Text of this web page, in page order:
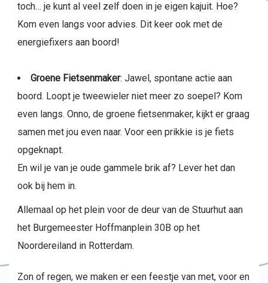
toch… je kunt al veel zelf doen in je eigen kajuit. Hoe?
Kom even langs voor advies. Dit keer ook met de
energiefixers aan boord!
Groene Fietsenmaker: Jawel, spontane actie aan
boord. Loopt je tweewieler niet meer zo soepel? Kom
even langs. Onno, de groene fietsenmaker, kijkt er graag
samen met jou even naar. Voor een prikkie is je fiets
opgeknapt.
En wil je van je oude gammele brik af? Lever het dan
ook bij hem in.
Allemaal op het plein voor de deur van de Stuurhut aan
het Burgemeester Hoffmanplein 30B op het
Noordereiland in Rotterdam.
Zon of regen, we maken er een feestje van met, voor en